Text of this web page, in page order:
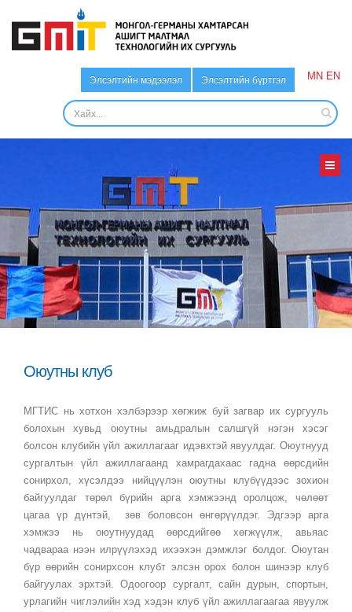
Элсэлтийн мэдээлэл Элсэлтийн бүртгэл MN EN
Оюутны клуб
МГТИС нь хотхон хэлбэрээр хөгжиж буй загвар их сургууль
болохын хувьд оюутны амьдралын салшгүй нэгэн хэсэг
болсон клубийн үйл ажиллагааг идэвхтэй явуулдаг. Оюутнууд
сургалтын үйл ажиллагаанд хамрагдахаас гадна өөрсдийн
сонирхол, хүсэлдээ нийцүүлэн оюутны клубүүдээс зохион
байгуулдаг төрөл бүрийн арга хэмжээнд оролцож, чөлөөт
цагаа үр дүнтэй, зөв боловсон өнгөрүүлдэг. Эдгээр арга
хэмжээ нь оюутнуудад өөрсдийгөө хөгжүүлж, авьяас
чадвараа нээн илрүүлэхэд ихээхэн дэмжлэг болдог. Оюутан
бүр өөрийн сонирхсон клубт элсэн орох болон шинээр клуб
байгуулах эрхтэй. Одоогоор сургалт, сайн дурын, спортын,
урлагийн чиглэлийн хэд хэдэн клуб үйл ажиллагаагаа явуулж